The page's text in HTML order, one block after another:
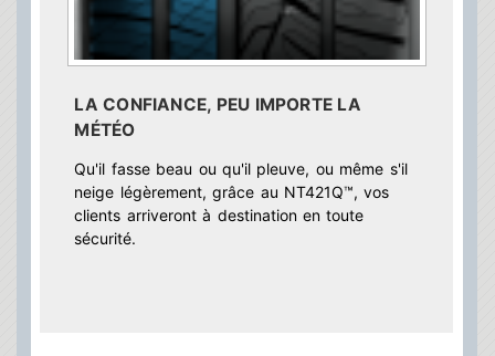
LA CONFIANCE, PEU IMPORTE LA
MÉTÉO
Qu'il fasse beau ou qu'il pleuve, ou même s'il
neige légèrement, grâce au NT421Q™, vos
clients arriveront à destination en toute
sécurité.